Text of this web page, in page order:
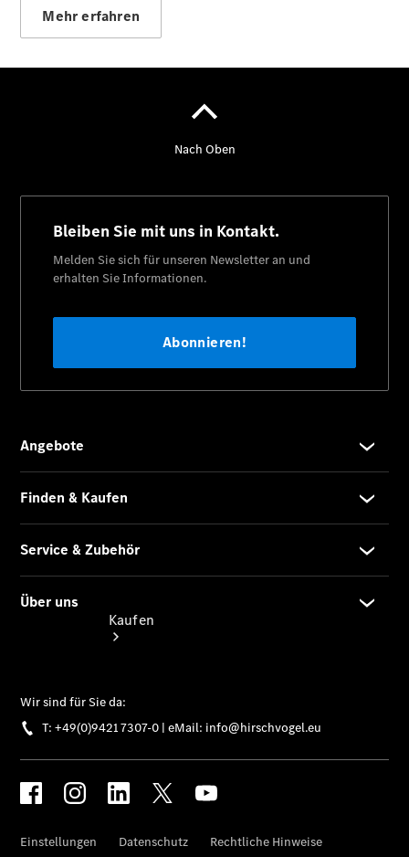
Alle eVito
Startseite
Konfigurator
Ansprechpartner
finden
vereinbaren
Servicetermin
Kaufen
Neuwagenangebote
Mehr erfahren